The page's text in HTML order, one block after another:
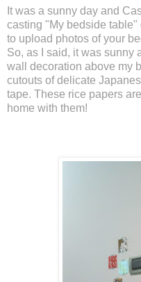
It was a sunny day and
casting "My bedside table"
to upload photos of your
So, as I said, it was sunny
wall decoration above my
cutouts of delicate
tape. These rice papers
home with them!